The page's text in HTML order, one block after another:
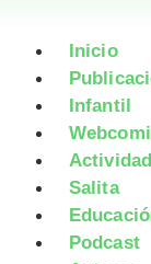
Inicio
Infantil
Salita
Podcast